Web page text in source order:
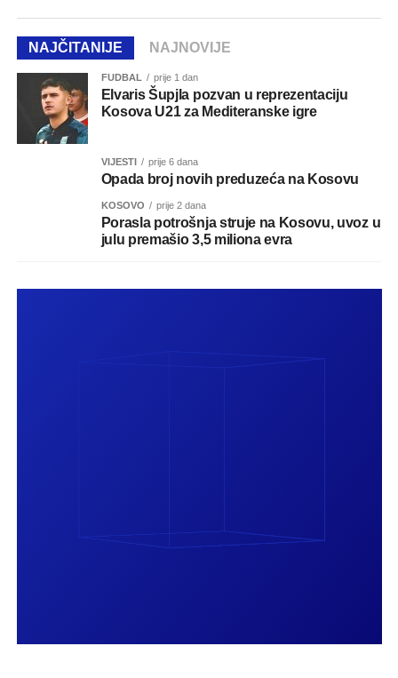
NAJČITANIJE NAJNOVIJE
FUDBAL prije 1 dan
Elvaris Šupjla pozvan u reprezentaciju
Kosova U21 za Mediteranske igre
VIJESTI prije 6 dana
Opada broj novih preduzeća na Kosovu
KOSOVO prije 2 dana
Porasla potrošnja struje na Kosovu, uvoz u
julu premašio 3,5 miliona evra